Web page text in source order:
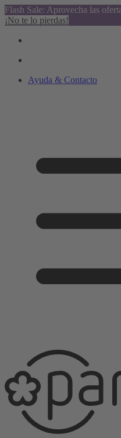
Flash Sale: Aprovecha las
¡No te lo pierdas!
Ayuda & Contacto